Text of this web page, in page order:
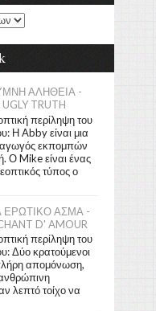
ΑΛΗΘΕΙΑ -
UGLY TRUTH
περίληψη του
Η Abby είναι μια
εκπομπών
Ο Mike είναι ένας
τύπος ο
ΕΡΩΤΙΚΟ ΑΣΜΑ -
D' AMOUR
περίληψη του
Δύο κρατούμενοι
απομόνωση,
λεπτό τοίχο να